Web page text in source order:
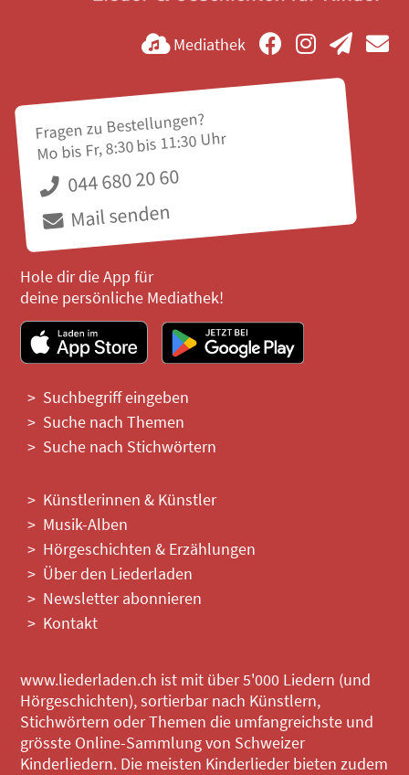
Mediathek
Fragen zu Bestellungen?
Mo bis Fr, 8:30 bis 11:30 Uhr
044 680 20 60
Mail senden
Hole dir die App für
deine persönliche Mediathek!
Suchbegriff eingeben
Suche nach Themen
Suche nach Stichwörtern
Künstlerinnen & Künstler
Musik-Alben
Hörgeschichten & Erzählungen
Über den Liederladen
Newsletter abonnieren
Kontakt
www.liederladen.ch ist mit über 5'000 Liedern (und
Hörgeschichten), sortierbar nach Künstlern,
Stichwörtern oder Themen die umfangreichste und
grösste Online-Sammlung von Schweizer
Kinderliedern. Die meisten Kinderlieder bieten zudem